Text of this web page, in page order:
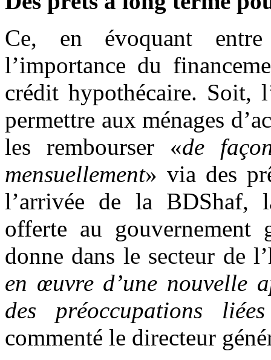
Ce, en évoquant
l’importance du
crédit hypothécaire. Soit,
permettre aux ménages
les rembourser «de
mensuellement» via des
l’arrivée de la BDShaf,
offerte au gouvernement
donne dans le secteur de
en œuvre d’une nouvelle
des préoccupations
commenté le directeur